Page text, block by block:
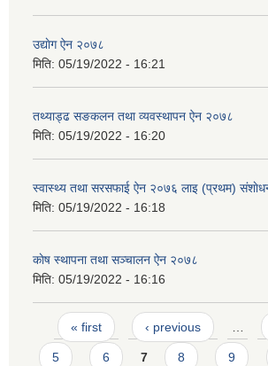
उद्याेग ऐन २०७८
मिति: 05/19/2022 - 16:21
तथ्याड्ढ सङकलन तथा व्यवस्थापन ऐन २०७८
मिति: 05/19/2022 - 16:20
स्वास्थ्य तथा सरसफाई ऐन २०७६ लाइ (प्रथम)
मिति: 05/19/2022 - 16:18
काेष स्थापना तथा सञ्चालन ऐन २०७८
मिति: 05/19/2022 - 16:16
Pages
« first ‹ previous …
5 6 7 8 9